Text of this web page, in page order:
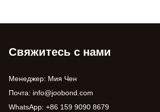
Свяжитесь с нами
Менеджер: Мия Чен
Почта: info@joobond.com
WhatsApp: +86 159 9090 8679